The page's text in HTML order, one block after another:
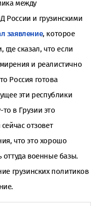
между
России и грузинскими
заявление, которое
сказал, что если
и реалистично
Россия готова
эти республики
в Грузии это
отзовет
что это хорошо
оттуда военные базы.
грузинских политиков